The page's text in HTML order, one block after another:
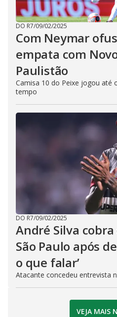
DO R7/09/02/2025
Com Neymar
empata com
Paulistão
Camisa 10 do Peixe jogou até
tempo
DO R7/09/02/2025
André Silva
São Paulo após
o que falar’
Atacante concedeu entrevista
VEJA MAIS